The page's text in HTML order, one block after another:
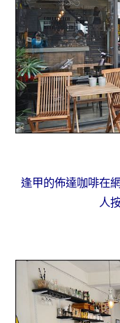
逢甲的佈達咖啡在
人